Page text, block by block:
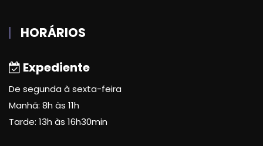
HORÁRIOS
Expediente
De segunda à sexta-feira
Manhã: 8h às 11h
Tarde: 13h às 16h30min